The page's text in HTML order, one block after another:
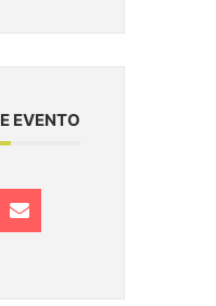
EVENTO